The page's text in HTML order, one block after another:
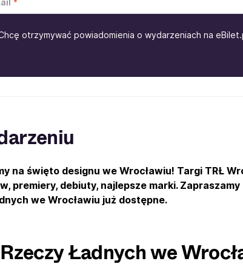
otrzymywać powiadomienia o wydarzeniach na
na święto designu we Wrocławiu! Targi TRŁ
premiery, debiuty, najlepsze marki.
we Wrocławiu już dostępne.
Ładnych we